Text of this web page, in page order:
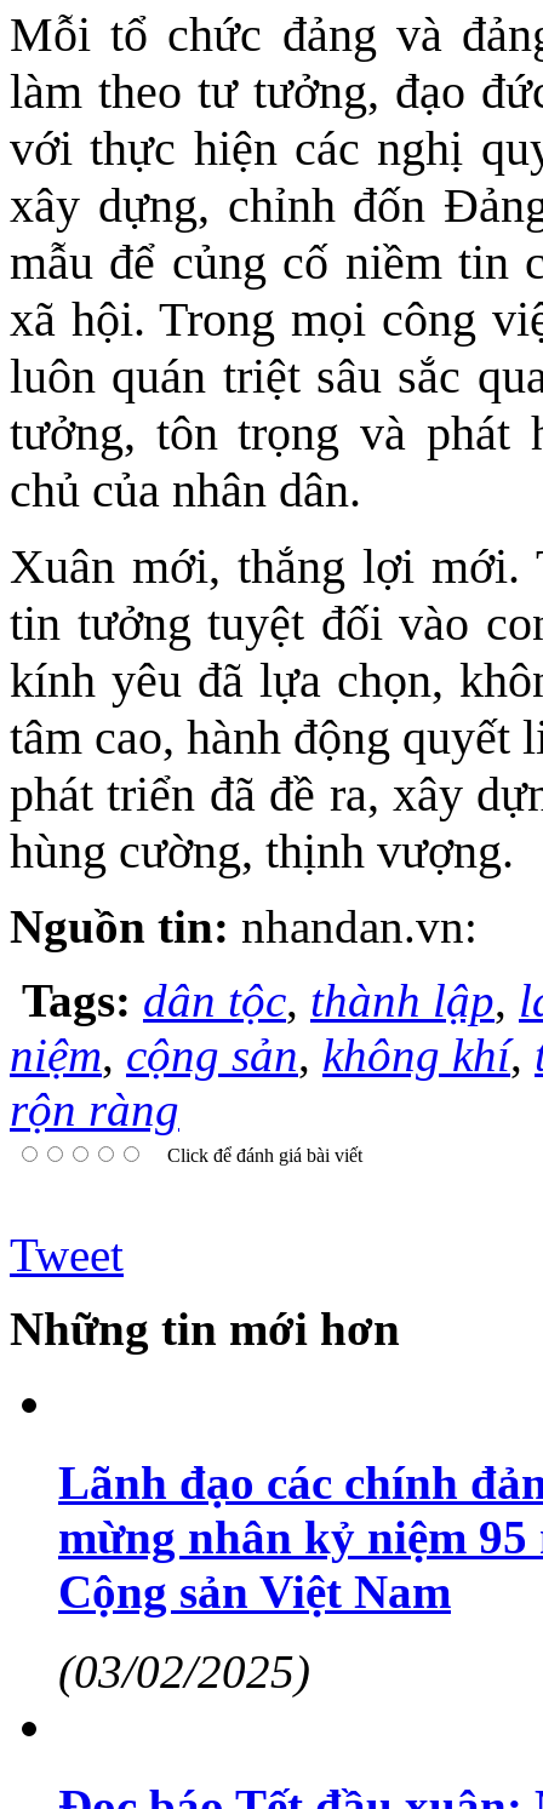
Mỗi tổ chức đảng và
làm theo tư tưởng, đạo
với thực hiện các nghị
xây dựng, chỉnh đốn
mẫu để củng cố niềm tin
xã hội. Trong mọi công
luôn quán triệt sâu sắc
tưởng, tôn trọng và phát
chủ của nhân dân.
Xuân mới, thắng lợi mới.
tin tưởng tuyệt đối vào
kính yêu đã lựa chọn,
tâm cao, hành động quyết
phát triển đã đề ra, xây
hùng cường, thịnh vượng.
Nguồn tin: nhandan.vn:
Tags: dân tộc, thành lập,
niệm, cộng sản, không khí,
rộn ràng
Click để đánh giá bài viết
Tweet
Những tin mới hơn
Lãnh đạo các chính
mừng nhân kỷ niệm
Cộng sản Việt Nam
(03/02/2025)